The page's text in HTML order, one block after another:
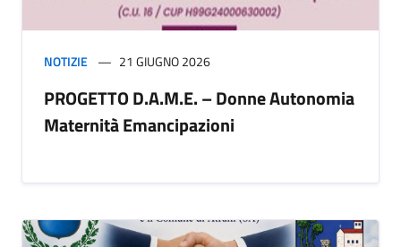
NOTIZIE 21 GIUGNO 2026
PROGETTO D.A.M.E. – Donne Autonomia
Maternità Emancipazioni